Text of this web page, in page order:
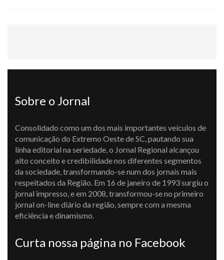
Sobre o Jornal
Consolidado como um dos mais importantes veículos de
comunicação do Extremo Oeste de SC, pautando sua
linha editorial na seriedade, o Jornal Regional alcançou
alto conceito e credibilidade nos diferentes segmentos
da sociedade, transformando-se num dos jornais mais
respeitados da Região. Em 16 de janeiro de 1993 surgiu o
jornal impresso, e em 2008, transformou-se no primeiro
jornal on-line diário da região, sempre com a mesma
eficiência e dinamismo.
Curta nossa página no Facebook